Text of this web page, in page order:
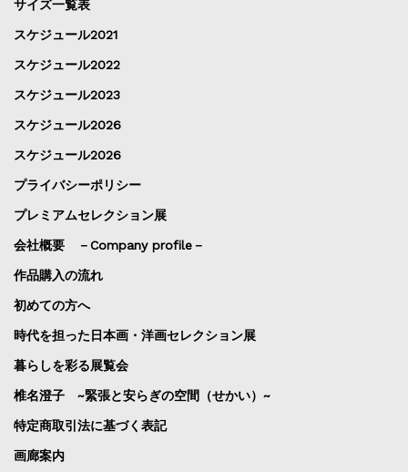
サイズ一覧表
スケジュール2021
スケジュール2022
スケジュール2023
スケジュール2026
スケジュール2026
プライバシーポリシー
プレミアムセレクション展
会社概要 －Company profile－
作品購入の流れ
初めての方へ
時代を担った日本画・洋画セレクション展
暮らしを彩る展覧会
椎名澄子 ~緊張と安らぎの空間（せかい）~
特定商取引法に基づく表記
画廊案内